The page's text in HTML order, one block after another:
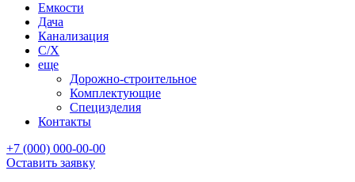
Емкости
Дача
Канализация
С/Х
еще
Дорожно-строительное
Комплектующие
Специзделия
Контакты
+7 (000) 000-00-00
Оставить заявку